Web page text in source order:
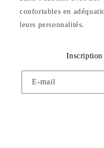
confortables en
leurs personnalités.
Inscription
E-mail